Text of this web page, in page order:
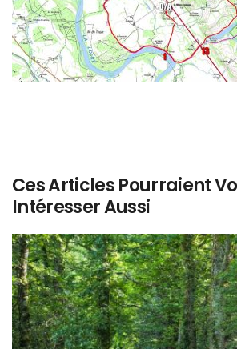
Ces Articles Pourraient
Intéresser Aussi